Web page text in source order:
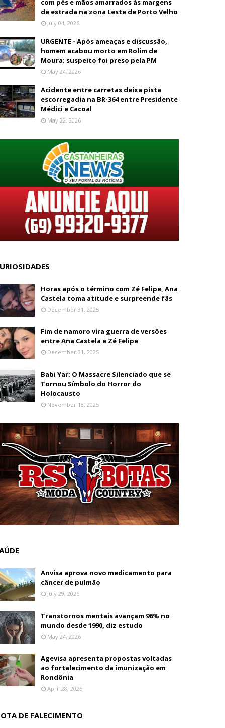
com pés e mãos amarrados às margens
de estrada na zona Leste de Porto Velho
July 04, 2026
URGENTE - Após ameaças e discussão,
homem acabou morto em Rolim de
Moura; suspeito foi preso pela PM
May 24, 2026
Acidente entre carretas deixa pista
escorregadia na BR-364 entre Presidente
Médici e Cacoal
May 22, 2026
Horas após o término com Zé Felipe, Ana
Castela toma atitude e surpreende fãs
December 31, 2025
Fim de namoro vira guerra de versões
entre Ana Castela e Zé Felipe
December 31, 2025
Babi Yar: O Massacre Silenciado que se
Tornou Símbolo do Horror do
Holocausto
November 18, 2025
Anvisa aprova novo medicamento para
câncer de pulmão
July 29, 2026
Transtornos mentais avançam 96% no
mundo desde 1990, diz estudo
May 24, 2026
Agevisa apresenta propostas voltadas
ao fortalecimento da imunização em
Rondônia
April 28, 2026
DE FALECIMENTO